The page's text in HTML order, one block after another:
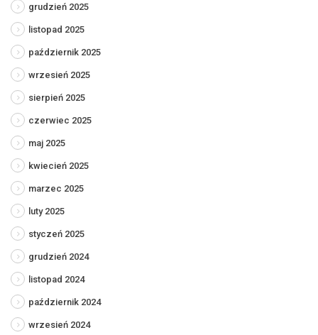
grudzień 2025
listopad 2025
październik 2025
wrzesień 2025
sierpień 2025
czerwiec 2025
maj 2025
kwiecień 2025
marzec 2025
luty 2025
styczeń 2025
grudzień 2024
listopad 2024
październik 2024
wrzesień 2024